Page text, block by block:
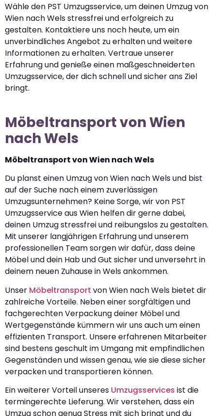
Wähle den PST Umzugsservice, um deinen Umzug von
Wien nach Wels stressfrei und erfolgreich zu
gestalten. Kontaktiere uns noch heute, um ein
unverbindliches Angebot zu erhalten und weitere
Informationen zu erhalten. Vertraue unserer
Erfahrung und genieße einen maßgeschneiderten
Umzugsservice, der dich schnell und sicher ans Ziel
bringt.
Möbeltransport von Wien
nach Wels
Möbeltransport von Wien nach Wels
Du planst einen Umzug von Wien nach Wels und bist
auf der Suche nach einem zuverlässigen
Umzugsunternehmen? Keine Sorge, wir von PST
Umzugsservice aus Wien helfen dir gerne dabei,
deinen Umzug stressfrei und reibungslos zu gestalten.
Mit unserer langjährigen Erfahrung und unserem
professionellen Team sorgen wir dafür, dass deine
Möbel und dein Hab und Gut sicher und unversehrt in
deinem neuen Zuhause in Wels ankommen.
Unser Möbeltransport von Wien nach Wels bietet dir
zahlreiche Vorteile. Neben einer sorgfältigen und
fachgerechten Verpackung deiner Möbel und
Wertgegenstände kümmern wir uns auch um einen
effizienten Transport. Unsere erfahrenen Mitarbeiter
sind bestens geschult im Umgang mit empfindlichen
Gegenständen und wissen genau, wie sie diese sicher
verpacken und transportieren können.
Ein weiterer Vorteil unseres Umzugsservices ist die
termingerechte Lieferung. Wir verstehen, dass ein
Umzug schon genug Stress mit sich bringt und du